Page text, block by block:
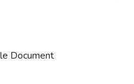
Document